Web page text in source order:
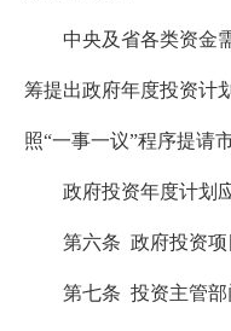
中央及省各类资金需
筹提出政府年度投资计
照“一事一议”程序提请
政府投资年度计划应
第六条 政府投资项目
第七条 投资主管部门